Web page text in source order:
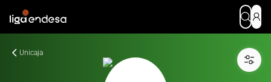
Unicaja